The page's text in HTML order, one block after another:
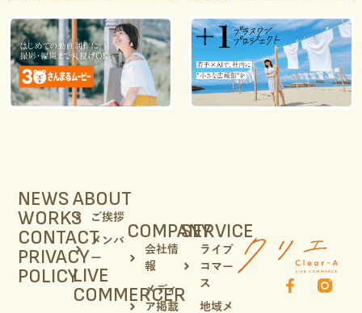
NEWS
WORKS
CONTACT
PRIVACY
POLICY
ABOUT
ご挨拶
メンバ
ー
LIVE
COMMERCER
COMPANY
会社情
報
メディ
ア掲載
SERVICE
ライブ
コマー
ス
地域メ